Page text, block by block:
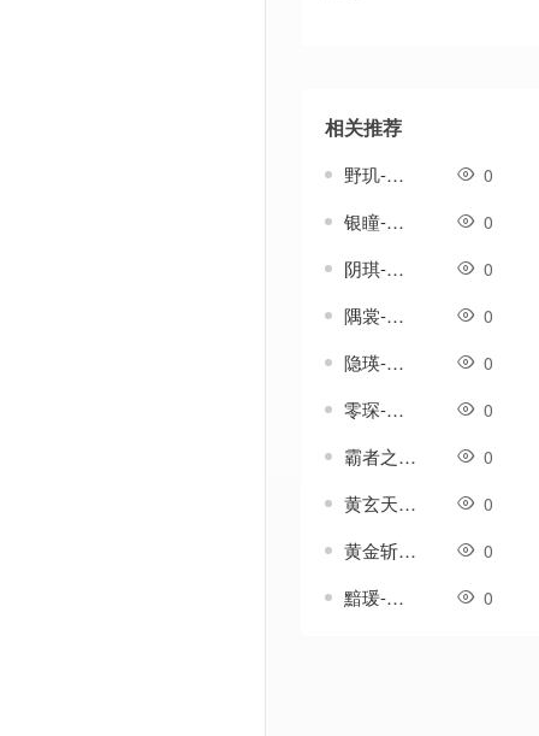
相关推荐
野玑-传奇武器素材 0
银瞳-传奇武器素材 0
阴琪-传奇武器素材 0
隅裳-传奇武器素材 0
隐瑛-传奇武器素材 0
零琛-传奇武器素材 0
霸者之刃-传奇武器素材 0
黄玄天-传奇武器素材 0
黄金斩-传奇武器素材 0
黯瑗-传奇武器素材 0